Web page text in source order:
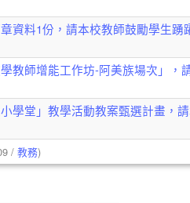
資料1份，請本校教師鼓勵學生踴
教師增能工作坊-阿美族場次」，
學堂」教學活動教案甄選計畫，
/ 教務)